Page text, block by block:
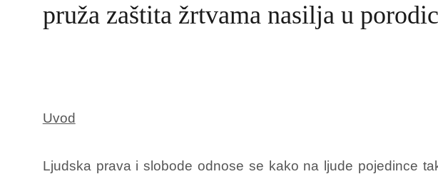
pruža zaštita žrtvama nasilja u
Uvod
Ljudska prava i slobode odnose se kako na ljude pojedince